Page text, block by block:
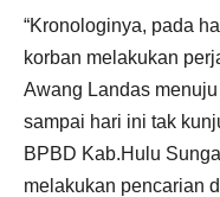
“Kronologinya, pada
korban melakukan
Awang Landas
sampai hari ini tak
BPBD Kab.Hulu
melakukan pencarian